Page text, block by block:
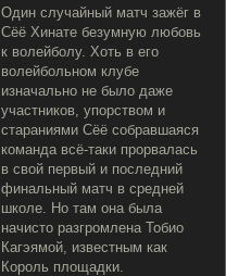
Один случайный матч зажёг в
Сёё Хинате безумную любовь
к волейболу. Хоть в его
волейбольном клубе
изначально не было даже
участников, упорством и
стараниями Сёё собравшаяся
команда всё-таки прорвалась
в свой первый и последний
финальный матч в средней
школе. Но там она была
начисто разгромлена Тобио
Кагэямой, известным как
Король площадки.